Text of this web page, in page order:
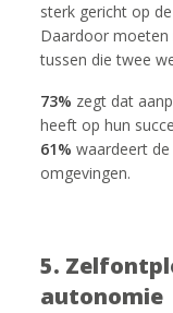
sterk gericht op
Daardoor moeten
tussen die twee
73% zegt dat
heeft op hun
61% waardeert
omgevingen.
5.
autonomie